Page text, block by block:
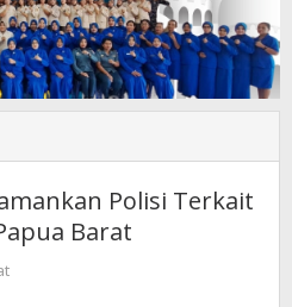
Warga
Polisi
Terkait
Kisruh
Polisi Terkait
Barat